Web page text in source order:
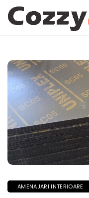
AMENAJARI INTERIOARE